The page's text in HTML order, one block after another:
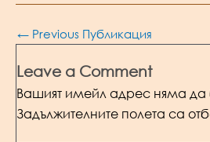
Post
← Previous Публикация
Leave a Comment
Вашият имейл адрес няма да
Задължителните полета са